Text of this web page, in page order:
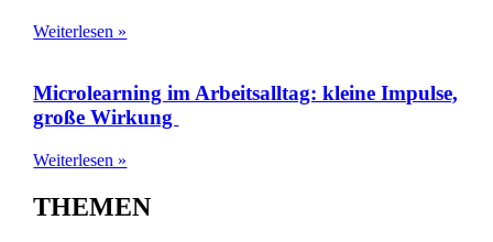
Weiterlesen »
Microlearning im Arbeitsalltag: kleine Impulse,
große Wirkung
Weiterlesen »
THEMEN